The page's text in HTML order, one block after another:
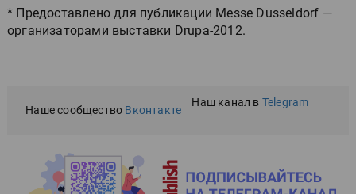
* Предоставлено для публикации Messe Dusseldorf —
организаторами выставки Drupa-2012.
Наше сообщество Вконтакте
Наш канал в Telegram